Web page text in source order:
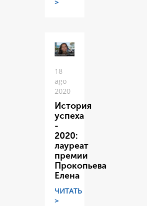
>
18
ago
2020
История
успеха
-
2020:
лауреат
премии
Прокопьева
Елена
ЧИТАТЬ
>